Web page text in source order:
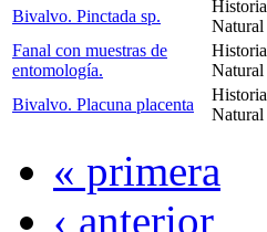
Bivalvo. Pinctada sp.
Historia
Natural
Fanal con muestras de
entomología.
Historia
Natural
Bivalvo. Placuna placenta
Historia
Natural
« primera
‹ anterior